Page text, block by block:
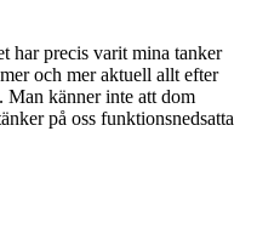
har precis varit mina tanker
och mer aktuell allt efter
Man känner inte att dom
på oss funktionsnedsatta